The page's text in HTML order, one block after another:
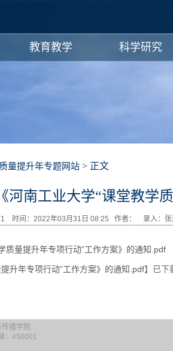
教育教学 科学研究
量提升年专题网站 > 正文
河南工业大学“课堂教学
时间：2022年03月31日 08:25 作者： 录入
质量提升年专项行动”工作方案》的通知.pdf
升年专项行动”工作方案》的通知.pdf】已下
播学院
：450001